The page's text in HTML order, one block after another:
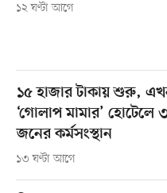
১২ ঘণ্টা আগে
১৫ হাজার টাকায় শুরু,
‘গোলাপ মামার’ হোটেলে
জনের কর্মসংস্থান
১৩ ঘণ্টা আগে